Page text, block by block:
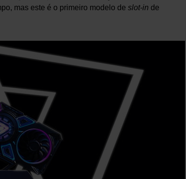
mas este é o primeiro modelo de slot-in de